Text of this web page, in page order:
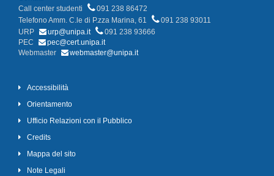
Call center studenti
091 238 86472
Telefono Amm. C.le di P.zza Marina, 61
091 238 93011
URP
urp@unipa.it
091 238 93666
PEC
pec@cert.unipa.it
Webmaster
webmaster@unipa.it
Accessibilità
Orientamento
Ufficio Relazioni con il Pubblico
Credits
Mappa del sito
Note Legali